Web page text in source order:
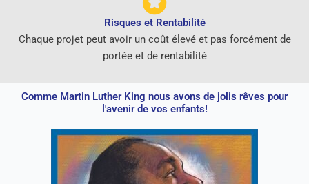
Risques et Rentabilité
Chaque projet peut avoir un coût élevé et pas forcément de
portée et de rentabilité
Comme Martin Luther King nous avons de jolis rêves pour
l'avenir de vos enfants!